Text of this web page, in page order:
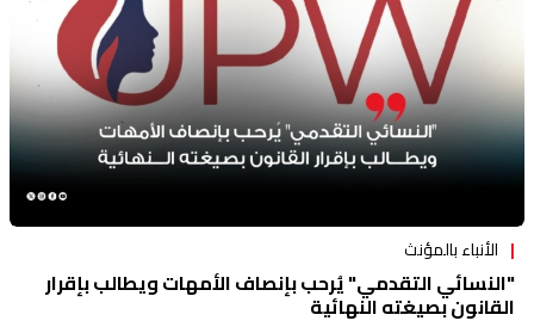
الأنباء بالمؤنث
"النسائي التقدمي" يُرحب بإنصاف الأمهات ويطالب بإقرار
القانون بصيغته النهائية